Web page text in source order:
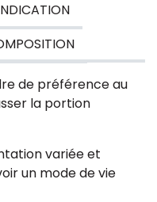
de préférence au
la portion
variée et
un mode de vie